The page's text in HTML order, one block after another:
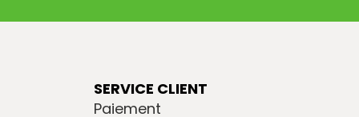
SERVICE CLIENT
Paiement